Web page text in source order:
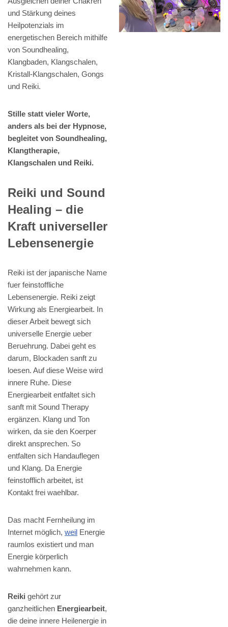
und Stärkung deines
Heilpotenzials im
energetischen Bereich mithilfe
von Soundhealing,
Klangbaden, Klangschalen,
Kristall-Klangschalen, Gongs
und Reiki.
Stille statt vieler Worte,
anders als bei der Hypnose,
begleitet von Soundhealing,
Klangtherapie,
Klangschalen und Reiki.
Reiki und Sound
Healing – die
Kraft universeller
Lebensenergie
Reiki ist der japanische Name
fuer feinstoffliche
Lebensenergie. Reiki zeigt
Wirkung als Energiearbeit. In
dieser Arbeit bewegt sich
universelle Energie ueber
Beruehrung. Dabei geht es
darum, Blockaden sanft zu
loesen. Auf diese Weise wird
innere Ruhe. Diese
Energiearbeit entfaltet sich
sanft mit Sound Therapy
ergänzen. Klang und Ton
wirken, da sie den Koerper
direkt ansprechen. So
entfalten sich Handauflegen
und Klang. Da Energie
feinstofflich arbeitet, ist
Kontakt frei waehlbar.
Das macht Fernheilung im
Internet möglich, weil Energie
raumlos existiert und man
Energie körperlich
wahrnehmen kann.
Reiki gehört zur
ganzheitlichen Energiearbeit,
die deine innere Heilenergie in